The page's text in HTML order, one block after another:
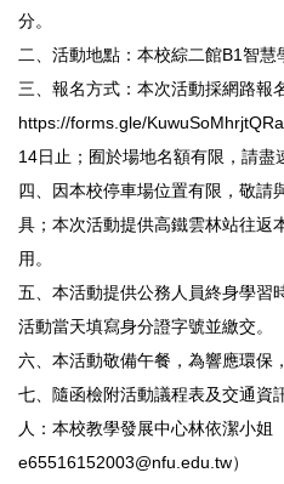
分。
二、活動地點：本校綜二館B1智慧
三、報名方式：本次活動採網路報
https://forms.gle/
14日止；囿於場地名額有限，請盡
四、因本校停車場位置有限，敬請
具；本次活動提供高鐵雲林站往返
用。
五、本活動提供公務人員終身學習
活動當天填寫身分證字號並繳交。
六、本活動敬備午餐，為響應環保
七、隨函檢附活動議程表及交通資
人：本校教學發展中心林依潔小姐
e65516152003@nfu.edu.tw）